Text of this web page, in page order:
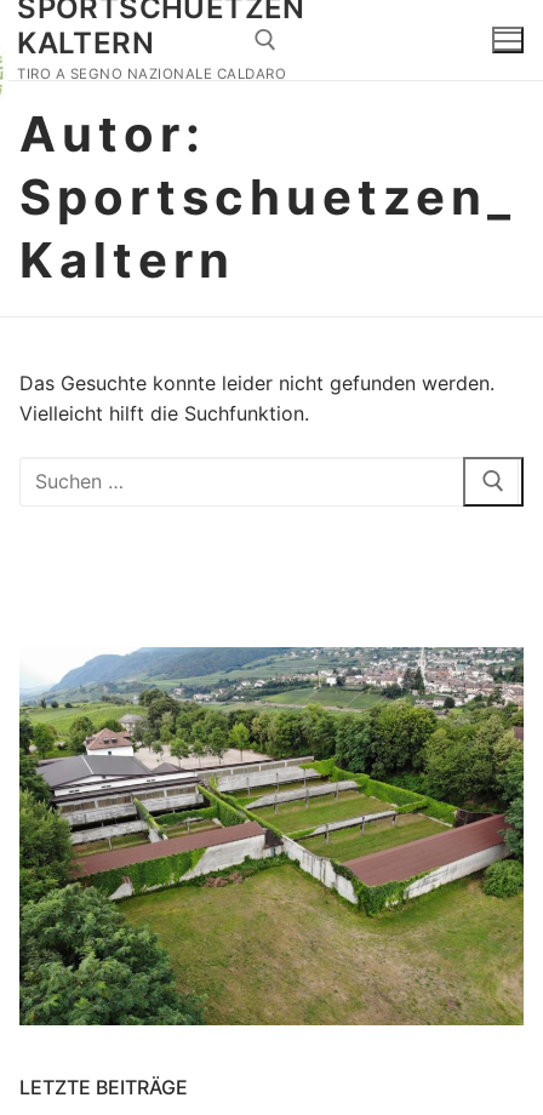
Zum
Inhalt
springen
SPORTSCHUETZEN
KALTERN
TIRO A SEGNO NAZIONALE CALDARO
Home
Veranstaltungen
Waffenbefähigung
Historischer Schießstand
nach:
Autor:
Sportschuetzen_
Kaltern
Das Gesuchte konnte leider nicht gefunden werden.
Vielleicht hilft die Suchfunktion.
Suchen
LETZTE BEITRÄGE